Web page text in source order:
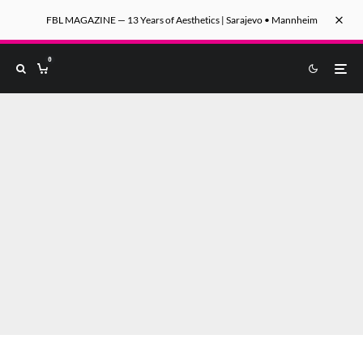
FBL MAGAZINE — 13 Years of Aesthetics | Sarajevo • Mannheim
0